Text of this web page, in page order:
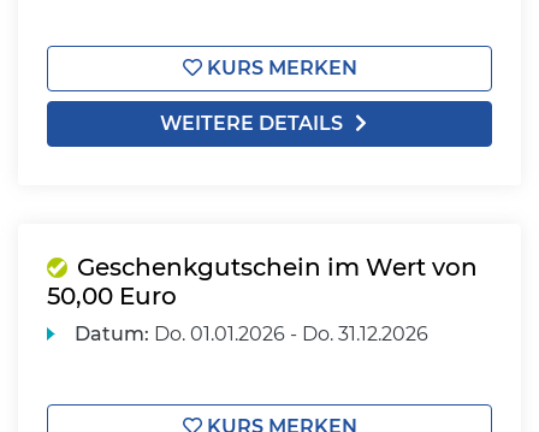
KURS MERKEN
WEITERE DETAILS
Geschenkgutschein im Wert von
50,00 Euro
Datum: Do. 01.01.2026 - Do. 31.12.2026
KURS MERKEN